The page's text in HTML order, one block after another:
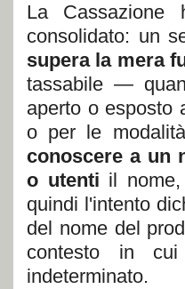
La Cassazione
consolidato: un
supera la mera
tassabile —
aperto o esposto
o per le
conoscere a un
o utenti il
quindi l'intento
del nome del
contesto in
indeterminato.